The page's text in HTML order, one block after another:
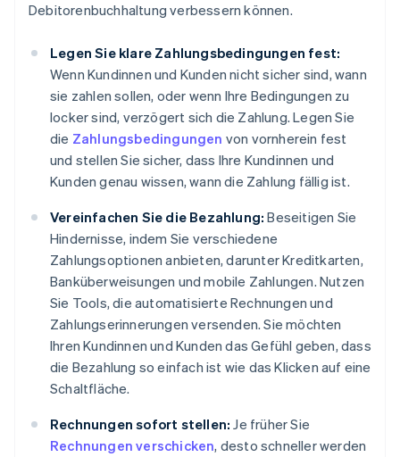
Debitorenbuchhaltung verbessern können.
Legen Sie klare Zahlungsbedingungen fest:
Wenn Kundinnen und Kunden nicht sicher sind, wann
sie zahlen sollen, oder wenn Ihre Bedingungen zu
locker sind, verzögert sich die Zahlung. Legen Sie
die Zahlungsbedingungen von vornherein fest
und stellen Sie sicher, dass Ihre Kundinnen und
Kunden genau wissen, wann die Zahlung fällig ist.
Vereinfachen Sie die Bezahlung: Beseitigen Sie
Hindernisse, indem Sie verschiedene
Zahlungsoptionen anbieten, darunter Kreditkarten,
Banküberweisungen und mobile Zahlungen. Nutzen
Sie Tools, die automatisierte Rechnungen und
Zahlungserinnerungen versenden. Sie möchten
Ihren Kundinnen und Kunden das Gefühl geben, dass
die Bezahlung so einfach ist wie das Klicken auf eine
Schaltfläche.
Rechnungen sofort stellen: Je früher Sie
Rechnungen verschicken, desto schneller werden